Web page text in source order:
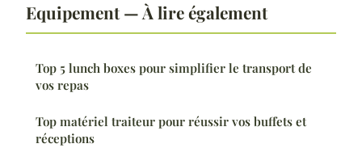
Equipement — À lire également
Top 5 lunch boxes pour simplifier le transport de
vos repas
Top matériel traiteur pour réussir vos buffets et
réceptions